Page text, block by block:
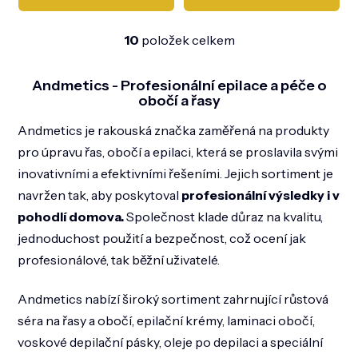
O
á
d
a
c
í
p
r
v
k
v
ý
s
u
10 položek celkem
Andmetics - Profesionální epilace a péče o
obočí a řasy
Andmetics je rakouská značka zaměřená na produkty
pro úpravu řas, obočí a epilaci, která se proslavila svými
inovativními a efektivními řešeními. Jejich sortiment je
navržen tak, aby poskytoval profesionální výsledky i v
pohodlí domova.Společnost klade důraz na kvalitu,
jednoduchost použití a bezpečnost, což ocení jak
profesionálové, tak běžní uživatelé.
Andmetics nabízí široký sortiment zahrnující růstová
séra na řasy a obočí, epilační krémy, laminaci obočí,
voskové depilační pásky, oleje po depilaci a speciální